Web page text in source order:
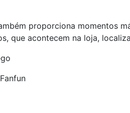
proporciona momentos
que acontecem na loja,